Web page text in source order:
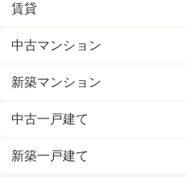
賃貸
中古マンション
新築マンション
中古一戸建て
新築一戸建て